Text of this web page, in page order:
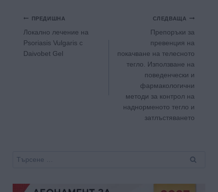
Навигация
ПРЕДИШНА
Лoкално лечение на
Psoriasis Vulgaris с
Daivobet Gel
СЛЕДВАЩА
Препоръки за
превенция на
покачване на телесното
тегло. Използване на
поведенчески и
фармакологични
методи за контрол на
наднорменото тегло и
затлъстяването
Търсене